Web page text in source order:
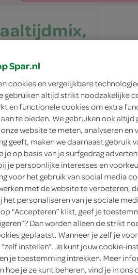
je ontvangt 50%
2 stuks of een
je winkelmand om te
Honig
75 Gram
2.25
Spar.nl
cookies en vergelijkbare
gebruiken altijd strikt noodzakelijke
en functionele cookies om extra
te bieden. We gebruiken ook
website te meten, analyseren en
geeft, maken we daarnaast gebruik
je op basis van je surfgedrag
je persoonlijke interesses en
voor het gebruik van social media
met de website te verbeteren,
het personaliseren van je sociale
“Accepteren” klikt, geef je
Dan worden alleen de strikt
geplaatst. Wanneer je zelf je
instellen”. Je kunt jouw cookie-
je toestemming intrekken. Meer
hoe je ze kunt beheren, vind je in ons